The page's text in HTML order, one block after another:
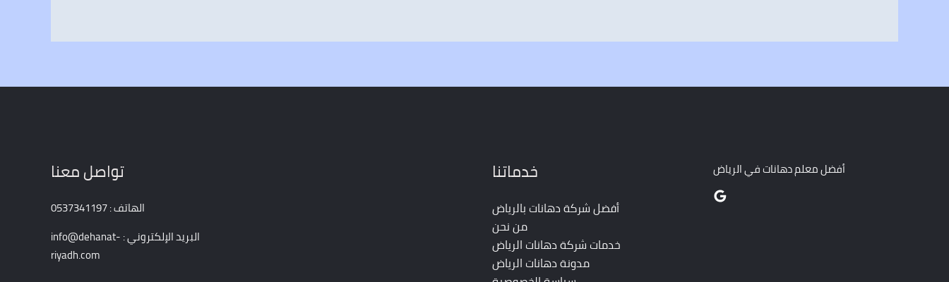
أفضل معلم دهانات في الرياض خدماتنا
أفضل شركة دهانات بالرياض
من نحن
خدمات شركة دهانات الرياض
مدونة دهانات الرياض
تواصل معنا
الهاتف : 0537341197
البريد الإلكتروني : info@dehanat-
riyadh.com